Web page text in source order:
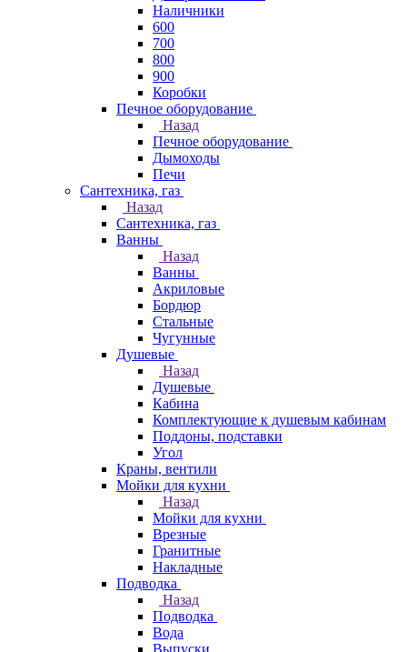
Наличники
600
700
800
900
Коробки
Печное оборудование
Назад
Печное оборудование
Дымоходы
Печи
Сантехника, газ
Назад
Сантехника, газ
Ванны
Назад
Ванны
Акриловые
Бордюр
Стальные
Чугунные
Душевые
Назад
Душевые
Кабина
Комплектующие к душевым кабинам
Поддоны, подставки
Угол
Краны, вентили
Мойки для кухни
Назад
Мойки для кухни
Врезные
Гранитные
Накладные
Подводка
Назад
Подводка
Вода
Выпуски